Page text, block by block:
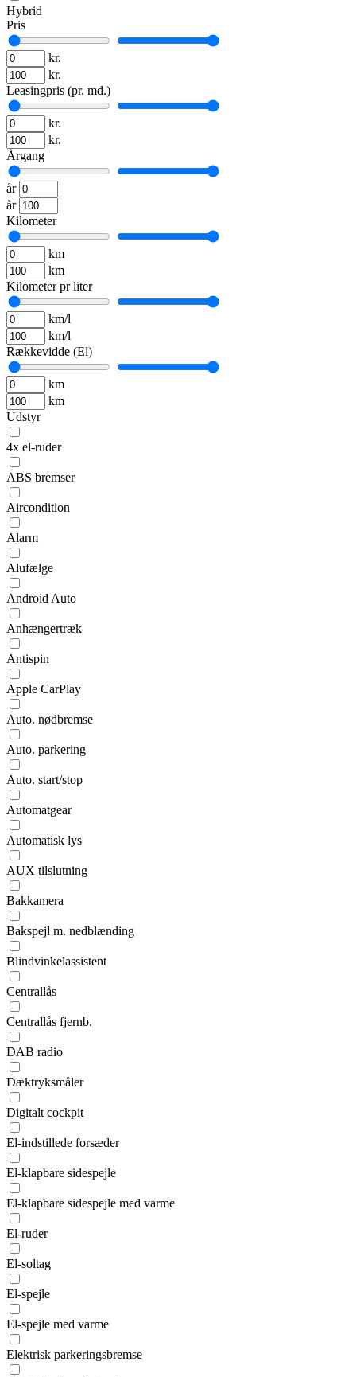
Hybrid
Pris
kr.
kr.
Leasingpris (pr. md.)
kr.
kr.
Årgang
år
år
Kilometer
km
km
Kilometer pr liter
km/l
km/l
Rækkevidde (El)
km
km
Udstyr
4x el-ruder
ABS bremser
Aircondition
Alarm
Alufælge
Android Auto
Anhængertræk
Antispin
Apple CarPlay
Auto. nødbremse
Auto. parkering
Auto. start/stop
Automatgear
Automatisk lys
AUX tilslutning
Bakkamera
Bakspejl m. nedblænding
Blindvinkelassistent
Centrallås
Centrallås fjernb.
DAB radio
Dæktryksmåler
Digitalt cockpit
El-indstillede forsæder
El-klapbare sidespejle
El-klapbare sidespejle med varme
El-ruder
El-soltag
El-spejle
El-spejle med varme
Elektrisk parkeringsbremse